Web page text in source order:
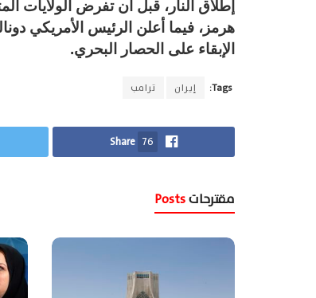
إطلاق النار، قبل أن تفرض الولايات
هرمز، فيما أعلن الرئيس الأمريكي
الإبقاء على الحصار البحري.
Tags: إيران ترامب
Share 76
مقترحات